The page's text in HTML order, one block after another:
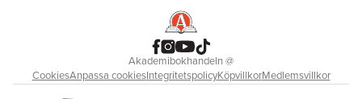
Akademibokhandeln@
CookiesAnpassa cookiesIntegritetspolicyKöpvillkorMedlemsvillkor